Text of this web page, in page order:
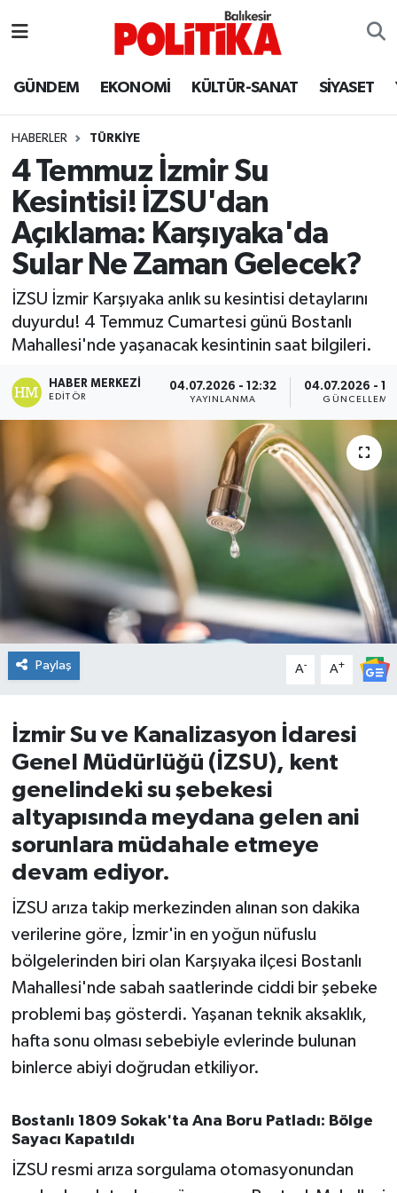
GÜNDEM EKONOMİ KÜLTÜR-SANAT SİYASET
HABERLER TÜRKİYE
4 Temmuz İzmir Su
Kesintisi! İZSU'dan
Açıklama: Karşıyaka'da
Sular Ne Zaman Gelecek?
İZSU İzmir Karşıyaka anlık su kesintisi detaylarını
duyurdu! 4 Temmuz Cumartesi günü Bostanlı
Mahallesi'nde yaşanacak kesintinin saat bilgileri.
HABER MERKEZI
EDITÖR
04.07.2026 - 12:32
YAYINLANMA
04.07.2026 -
GÜNCELLEME
Paylaş A- A+
İzmir Su ve Kanalizasyon İdaresi
Genel Müdürlüğü (İZSU), kent
genelindeki su şebekesi
altyapısında meydana gelen ani
sorunlara müdahale etmeye
devam ediyor.
İZSU arıza takip merkezinden alınan son dakika
verilerine göre, İzmir'in en yoğun nüfuslu
bölgelerinden biri olan Karşıyaka ilçesi Bostanlı
Mahallesi'nde sabah saatlerinde ciddi bir şebeke
problemi baş gösterdi. Yaşanan teknik aksaklık,
hafta sonu olması sebebiyle evlerinde bulunan
binlerce abiyi doğrudan etkiliyor.
Bostanlı 1809 Sokak'ta Ana Boru Patladı: Bölge
Sayacı Kapatıldı
İZSU resmi arıza sorgulama otomasyonundan
Ayvalık
Balya
Bandırma
Bigadiç
BİYOGRAFİLER
Burhaniye
ÇEVRE
Dursunbey
Edremit
EĞİTİM
EKONOMİ
Erdek
Gönen
Havran
İvrindi
KENT GÜNDEMİ
Kepsut
MAGAZİN
MANŞET
Balıkesir Hava Durumu
Balıkesir Namaz Vakitleri
Balıkesir Trafik Yoğunluk Haritası
Süper Lig Puan Durumu ve Fikstür
Tüm Manşetler
Son Dakika Haberleri
Haber Arşivi